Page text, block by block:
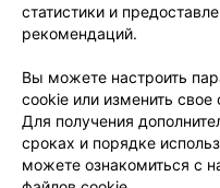
Написать
Обработка
статистики и
рекомендаций.
Вы можете настроить
cookie или изменить свое
Для получения
сроках и порядке
можете ознакомиться с